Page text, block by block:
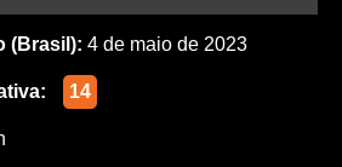
(Brasil): 4 de maio de 2023
14